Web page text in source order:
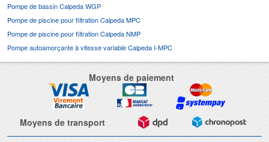
Pompe de bassin Calpeda WGP
Pompe de piscine pour filtration Calpeda MPC
Pompe de piscine pour filtration Calpeda NMP
Pompe autoamorçante à vitesse variable Calpeda I-MPC
Moyens de paiement
Moyens de transport